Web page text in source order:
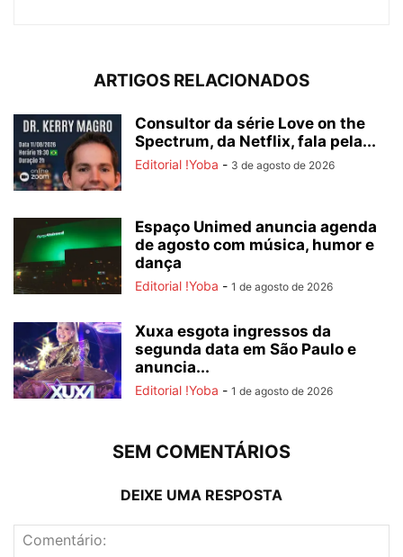
ARTIGOS RELACIONADOS
Consultor da série Love on the
Spectrum, da Netflix, fala pela...
Editorial !Yoba - 3 de agosto de 2026
Espaço Unimed anuncia agenda
de agosto com música, humor e
dança
Editorial !Yoba - 1 de agosto de 2026
Xuxa esgota ingressos da
segunda data em São Paulo e
anuncia...
Editorial !Yoba - 1 de agosto de 2026
SEM COMENTÁRIOS
DEIXE UMA RESPOSTA